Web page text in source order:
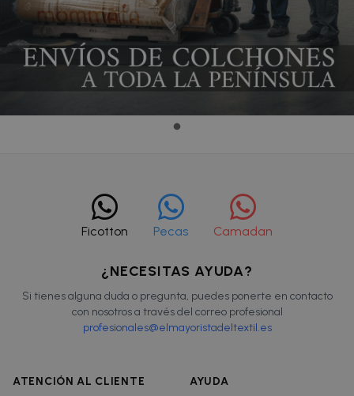
Ficotton Pecas Camadan
¿NECESITAS AYUDA?
Si tienes alguna duda o pregunta, puedes ponerte en contacto
con nosotros a través del correo profesional
profesionales@elmayoristadeltextil.es
ATENCIÓN AL CLIENTE AYUDA